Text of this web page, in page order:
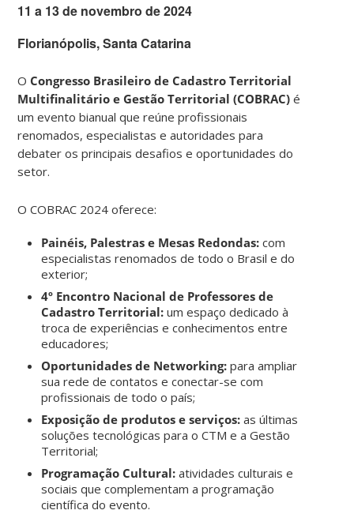
11 a 13 de novembro de 2024
Florianópolis, Santa Catarina
O Congresso Brasileiro de Cadastro Territorial
Multifinalitário e Gestão Territorial (COBRAC) é
um evento bianual que reúne profissionais
renomados, especialistas e autoridades para
debater os principais desafios e oportunidades do
setor.
O COBRAC 2024 oferece:
Painéis, Palestras e Mesas Redondas: com
especialistas renomados de todo o Brasil e do
exterior;
4º Encontro Nacional de Professores de
Cadastro Territorial: um espaço dedicado à
troca de experiências e conhecimentos entre
educadores;
Oportunidades de Networking: para ampliar
sua rede de contatos e conectar-se com
profissionais de todo o país;
Exposição de produtos e serviços: as últimas
soluções tecnológicas para o CTM e a Gestão
Territorial;
Programação Cultural: atividades culturais e
sociais que complementam a programação
científica do evento.